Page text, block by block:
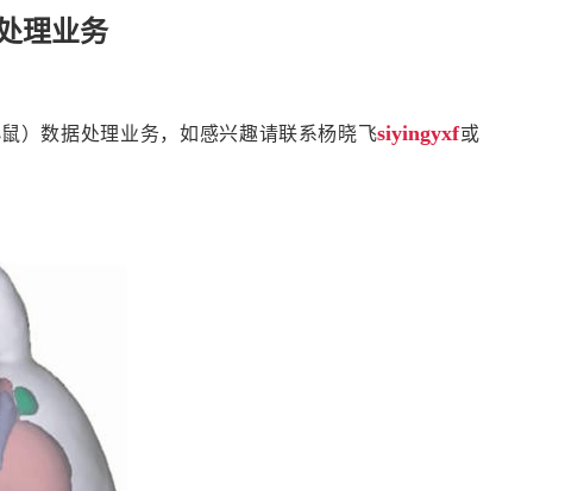
理业务
）数据处理业务，如感兴趣请联系杨晓飞siyingyxf或